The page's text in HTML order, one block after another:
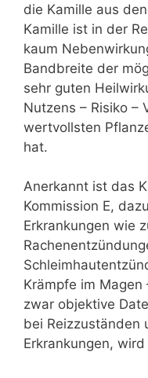
die Kamille aus
Kamille ist in der
kaum
Bandbreite der
sehr guten
Nutzens – Risiko –
wertvollsten
hat.
Anerkannt ist das
Kommission E,
Erkrankungen wie
Krämpfe im Magen
zwar objektive
bei Reizzuständen
Erkrankungen,